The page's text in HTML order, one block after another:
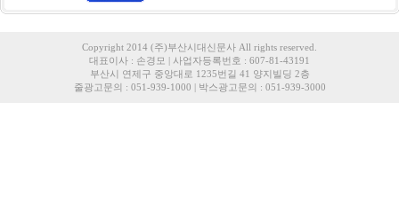
Copyright 2014 (주)부산시대신문사 All rights reserved.
대표이사 : 손경모 | 사업자등록번호 : 607-81-43191
부산시 연제구 중앙대로 1235번길 41 양지빌딩 2층
줄광고문의 : 051-939-1000 | 박스광고문의 : 051-939-3000